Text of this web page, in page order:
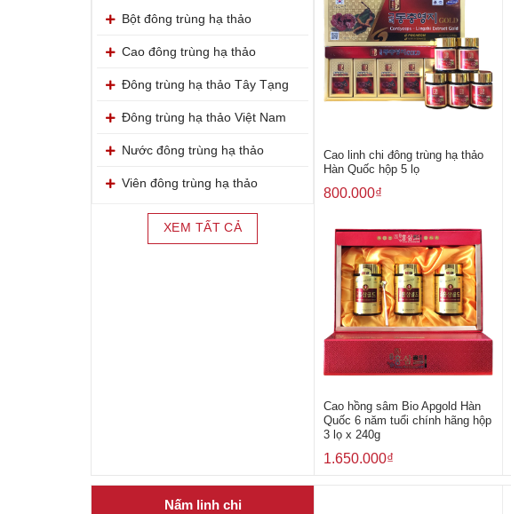
Bột đông trùng hạ thảo
Cao đông trùng hạ thảo
Đông trùng hạ thảo Tây Tạng
Đông trùng hạ thảo Việt Nam
Nước đông trùng hạ thảo
Viên đông trùng hạ thảo
XEM TẤT CẢ
Cao linh chi đông trùng hạ thảo
Hàn Quốc hộp 5 lọ
800.000₫
Cao hồng sâm Bio Apgold Hàn
Quốc 6 năm tuổi chính hãng hộp
3 lọ x 240g
1.650.000₫
Nấm linh chi